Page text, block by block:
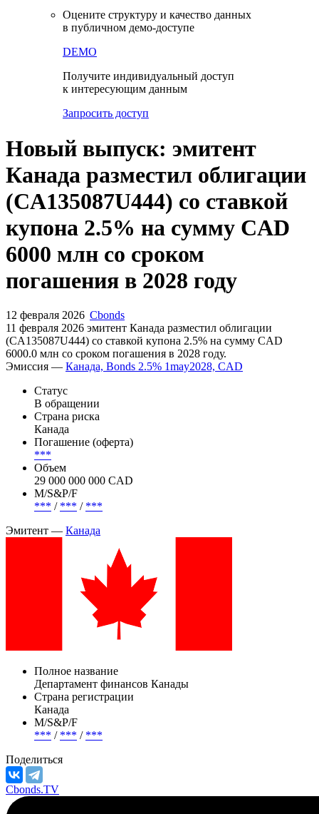
Готовые модули интеграции
Документация
в публичном демо-доступе
к интересующим данным
Запросить доступ
Новый выпуск: эмитент
Канада разместил облигации
(CA135087U444) со ставкой
купона 2.5% на сумму CAD
погашения в 2028 году
12 февраля 2026 Cbonds
(CA135087U444) cо ставкой купона 2.5% на сумму CAD
6000.0 млн со сроком погашения в 2028 году.
Эмиссия —Канада, Bonds 2.5% 1may2028, CAD
Статус
В обращении
Страна риска
Канада
Погашение (оферта)
***
29 000 000 000 CAD
Канада
Полное название
Департамент финансов Канады
Канада
М/S&P/F
***/
Поделиться